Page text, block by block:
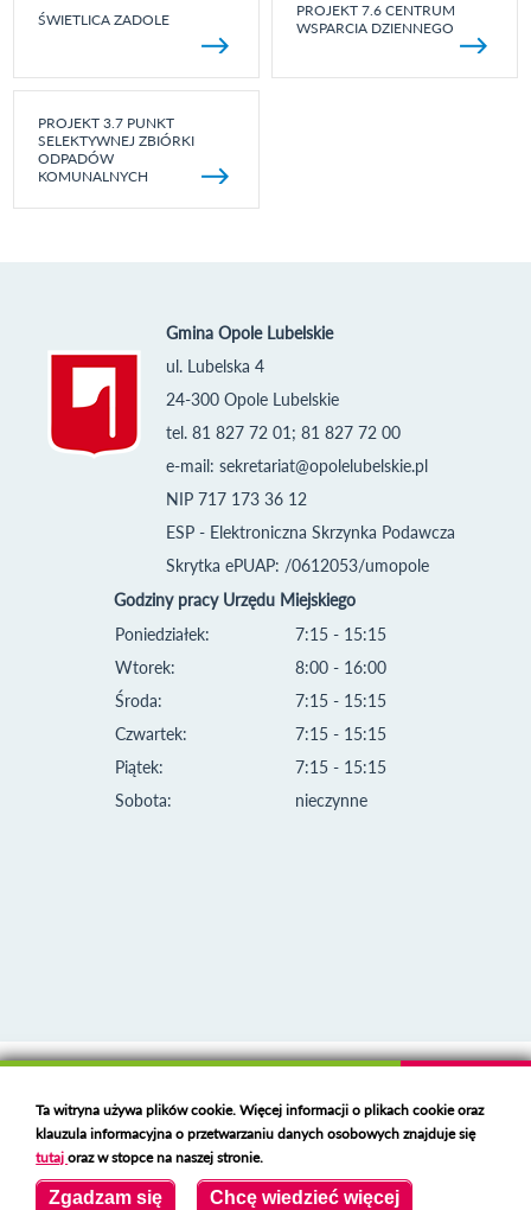
ŚWIETLICA ZADOLE
PROJEKT 7.6 CENTRUM
WSPARCIA DZIENNEGO
PROJEKT 3.7 PUNKT
SELEKTYWNEJ ZBIÓRKI
ODPADÓW
KOMUNALNYCH
Gmina Opole Lubelskie
ul. Lubelska 4
24-300 Opole Lubelskie
tel. 81 827 72 01; 81 827 72 00
e-mail: sekretariat@opolelubelskie.pl
NIP 717 173 36 12
ESP - Elektroniczna Skrzynka Podawcza
Skrytka ePUAP: /0612053/umopole
Godziny pracy Urzędu Miejskiego
Poniedziałek:
Wtorek:
Środa:
Czwartek:
Piątek:
Sobota:
7:15 - 15:15
8:00 - 16:00
7:15 - 15:15
7:15 - 15:15
7:15 - 15:15
nieczynne
Deklaracja dostępności
Polski serwer RBLhttps://polspam.pl/
Copyright 2023 Urząd Miejski w Opolu Lubelskim
Created byVOBACOM Odnośnik otworzy się w nowym oknie
Ta witryna używa plików cookie. Więcej informacji o plikach cookie oraz
klauzula informacyjna o przetwarzaniu danych osobowych znajduje się
tutajoraz w stopce na naszej stronie.
Zgadzam się Chcę wiedzieć więcej